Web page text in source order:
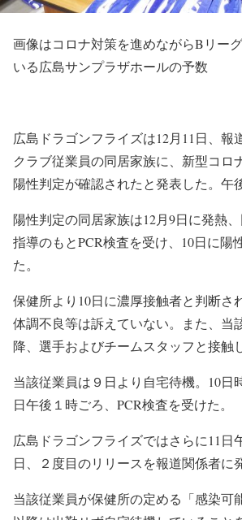
画像はコロナ対策を進めながらBリー
いる広島サンプラザホールの予数
広島ドラゴンフライズは12月11日、 報
クラブ従業員の同居家族に、新型コロ
陽性判定が確認されたと発表した。午
陽性判定の同居家族は12月9日に発熱
指導のもとPCR検査を受け、 10日に陽
た。
保健所より10日に濃厚接触者と判断さ
体調不良等は訴えていない。また、 当
降、選手およびチームスタッフと接触
当該従業員は９日より自宅待機。10日
日午後１時ごろ、PCR検査を受けた。
広島ドラゴンフライズではさらに11日
日、２度目のリリースを報道関係者に
当該従業員が保健所の定める「感染可